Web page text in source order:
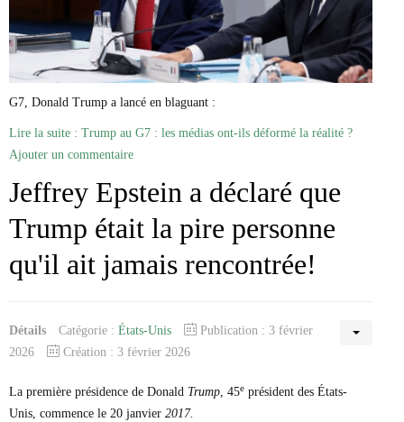
Marie-Eve Doyon
Mathieu Bock Côté
Nathalie Elgrably
Normand Lester
Philippe Léger
Pierre Martin
Richard Béliveau
Richard Martineau
Steve E. Fortin
Sophie Durocher
Thomas Mulcair
Véronyque Tremblay
G7, Donald Trump a lancé en blaguant :
Lire la suite : Trump au G7 : les médias ont-ils déformé la réalité ?
Ajouter un commentaire
Jeffrey Epstein a déclaré que
Trump était la pire personne
qu'il ait jamais rencontrée!
Détails Catégorie : États-Unis
Publication : 3 février
2026
Création : 3 février 2026
La première présidence de Donald Trump, 45e président des États-
Unis, commence le 20 janvier 2017.